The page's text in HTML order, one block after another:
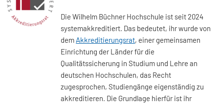
Die Wilhelm Büchner Hochschule ist seit 2024
systemakkreditiert. Das bedeutet, ihr wurde von
dem Akkreditierungsrat, einer gemeinsamen
Einrichtung der Länder für die
Qualitätssicherung in Studium und Lehre an
deutschen Hochschulen, das Recht
zugesprochen, Studiengänge eigenständig zu
akkreditieren. Die Grundlage hierfür ist ihr